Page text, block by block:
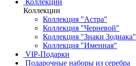
Коллекции
Коллекции
Коллекция "Астра"
Коллекция "Черневой"
Коллекция "Знаки Зодиака"
Коллекция "Именная"
VIP-Подарки
Подарочные наборы из серебра